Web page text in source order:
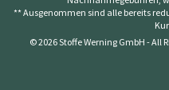
** Ausgenommen sind alle bereits
© 2026 Stoffe Werning GmbH - All